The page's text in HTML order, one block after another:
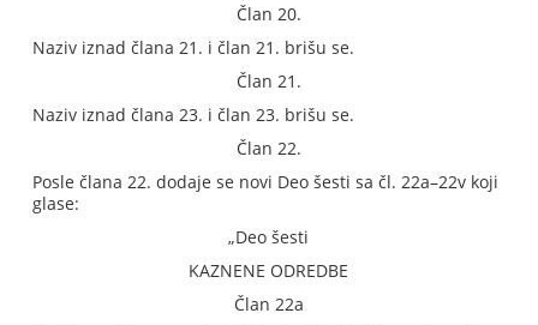
Član 20.
Naziv iznad člana 21. i član 21. brišu se.
Član 21.
Naziv iznad člana 23. i član 23. brišu se.
Član 22.
Posle člana 22. dodaje se novi Deo šesti sa čl. 22a–22v koji
glase:
„Deo šesti
KAZNENE ODREDBE
Član 22a